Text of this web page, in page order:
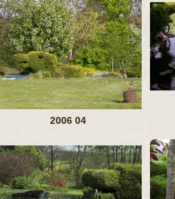
2006 04